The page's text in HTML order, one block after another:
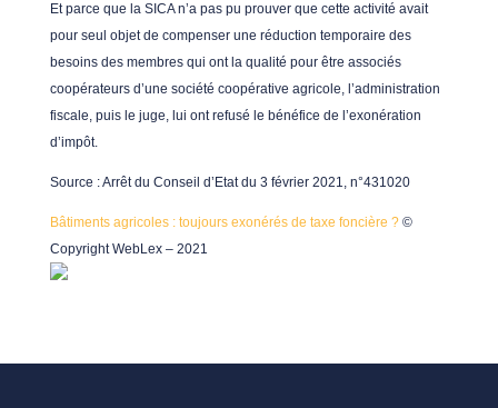
Et parce que la SICA n’a pas pu prouver que cette activité avait
pour seul objet de compenser une réduction temporaire des
besoins des membres qui ont la qualité pour être associés
coopérateurs d’une société coopérative agricole, l’administration
fiscale, puis le juge, lui ont refusé le bénéfice de l’exonération
d’impôt.
Source : Arrêt du Conseil d’Etat du 3 février 2021, n°431020
Bâtiments agricoles : toujours exonérés de taxe foncière ?©
Copyright WebLex – 2021